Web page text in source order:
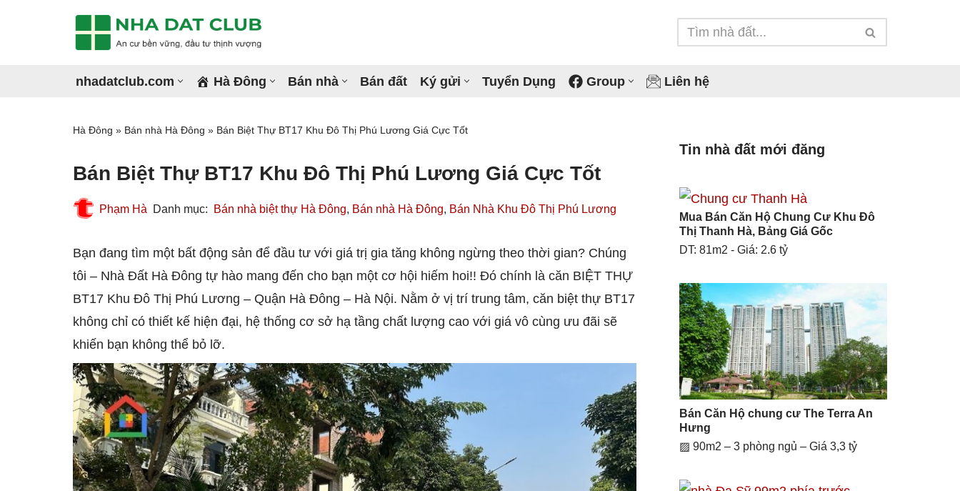
nhadatclub.com Hà Đông
La Khê
Phú Lương
Quang Trung
Yên Nghĩa
Biên Giang
Đồng Mai
Bán nhà Bán đất Ký gửi Tuyển Dụng Group Liên hệ
Hà Đông » Bán nhà Hà Đông » Bán Biệt Thự BT17 Khu Đô Thị Phú Lương Giá Cực Tốt
Bán Biệt Thự BT17 Khu Đô Thị Phú Lương Giá Cực Tốt
Phạm Hà Bán nhà biệt thự Hà Đông, Bán nhà Hà Đông, Bán Nhà Khu Đô Thị Phú Lương
Bạn đang tìm một bất động sản để đầu tư với giá trị gia tăng không ngừng theo thời gian? Chúng
tôi – Nhà Đất Hà Đông tự hào mang đến cho bạn một cơ hội hiếm hoi!! Đó chính là căn BIỆT THỰ
BT17 Khu Đô Thị Phú Lương – Quận Hà Đông – Hà Nội. Nằm ở vị trí trung tâm, căn biệt thự BT17
không chỉ có thiết kế hiện đại, hệ thống cơ sở hạ tầng chất lượng cao với giá vô cùng ưu đãi sẽ
khiến bạn không thể bỏ lỡ.
Tin nhà đất mới đăng
Mua Bán Căn Hộ Chung Cư Khu Đô
Thị Thanh Hà, Bảng Giá Gốc
DT: 81m2 - Giá: 2.6 tỷ
Bán Căn Hộ chung cư The Terra An
Hưng
▨ 90m2 – 3 phòng ngủ – Giá 3,3 tỷ